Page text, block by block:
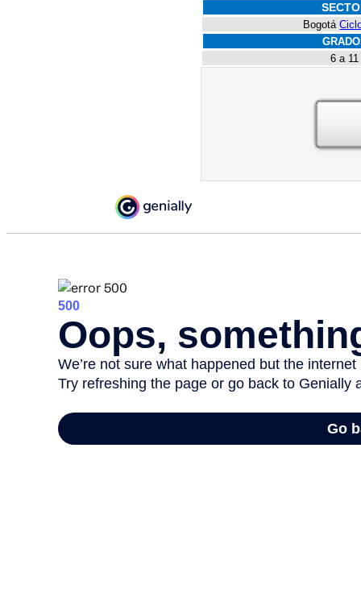
Bogotá
6 a 11